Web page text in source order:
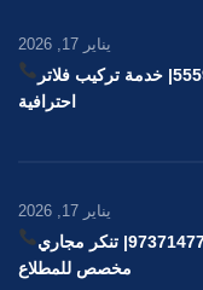
يناير 17, 2026
| خدمة تركيب فلاتر
احترافية
يناير 17, 2026
| تنكر مجاري
مخصص للمطلاع